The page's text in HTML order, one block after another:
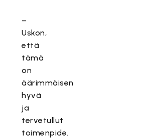
–
Uskon,
että
tämä
on
äärimmäisen
hyvä
ja
tervetullut
toimenpide.